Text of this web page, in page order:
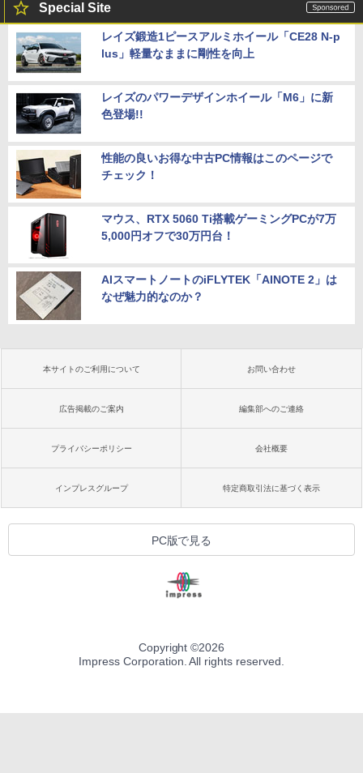
Special Site
レイズ鍛造1ピースアルミホイール「CE28 N-p
lus」軽量なままに剛性を向上
レイズのパワーデザインホイール「M6」に新
色登場!!
性能の良いお得な中古PC情報はこのページで
チェック！
マウス、RTX 5060 Ti搭載ゲーミングPCが7万
5,000円オフで30万円台！
AIスマートノートのiFLYTEK「AINOTE 2」は
なぜ魅力的なのか？
本サイトのご利用について お問い合わせ
広告掲載のご案内 編集部へのご連絡
プライバシーポリシー 会社概要
インプレスグループ 特定商取引法に基づく表示
PC版で見る
Copyright ©2026
Impress Corporation. All rights reserved.